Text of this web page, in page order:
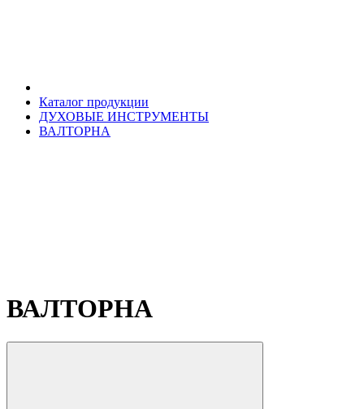
Каталог продукции
ДУХОВЫЕ ИНСТРУМЕНТЫ
ВАЛТОРНА
ВАЛТОРНА